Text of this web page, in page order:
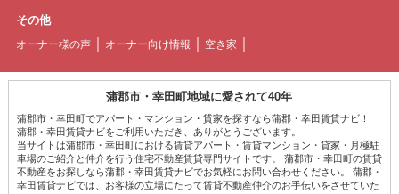
その他
オーナー様の声 オーナー向け情報 空き家
蒲郡市・幸田町地域に愛されて40年
蒲郡市・幸田町でアパート・マンション・貸家を探すなら蒲郡・幸田賃貸ナビ！
蒲郡・幸田賃貸ナビをご利用いただき、ありがとうございます。
当サイトは蒲郡市・幸田町における賃貸アパート・賃貸マンション・貸家・月極駐
車場のご紹介と仲介を行う住宅不動産賃貸専門サイトです。 蒲郡市・幸田町の賃貸
不動産をお探しなら蒲郡・幸田賃貸ナビでお気軽にお問い合わせください。 蒲郡・
幸田賃貸ナビでは、お客様の立場にたって賃貸不動産仲介のお手伝いをさせていた